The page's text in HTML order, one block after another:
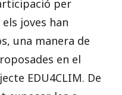
per
joves han
una manera de
en el
EDU4CLIM. De